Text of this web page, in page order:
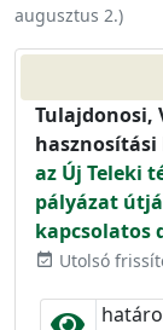
augusztus 2.)
Tulajdonosi,
az Új Teleki
pályázat
kapcsolatos
event_available Utolsó